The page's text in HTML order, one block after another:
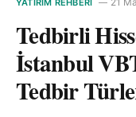
YATIRIM REHBERI
Tedbirli
İstanbul
Tedbir